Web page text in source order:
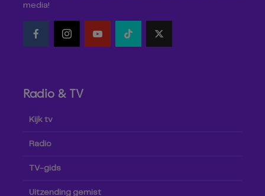
media!
Radio & TV
Kijk tv
Radio
TV-gids
Uitzending gemist